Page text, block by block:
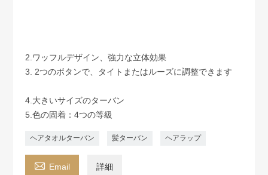
2.ワッフルデザイン、強力な立体効果
3. 2つのボタンで、タイトまたはルーズに調整できます
4.大きいサイズのターバン
5.色の固着：4つの等級
ヘアタオルターバン 髪ターバン ヘアラップ
 Email 詳細